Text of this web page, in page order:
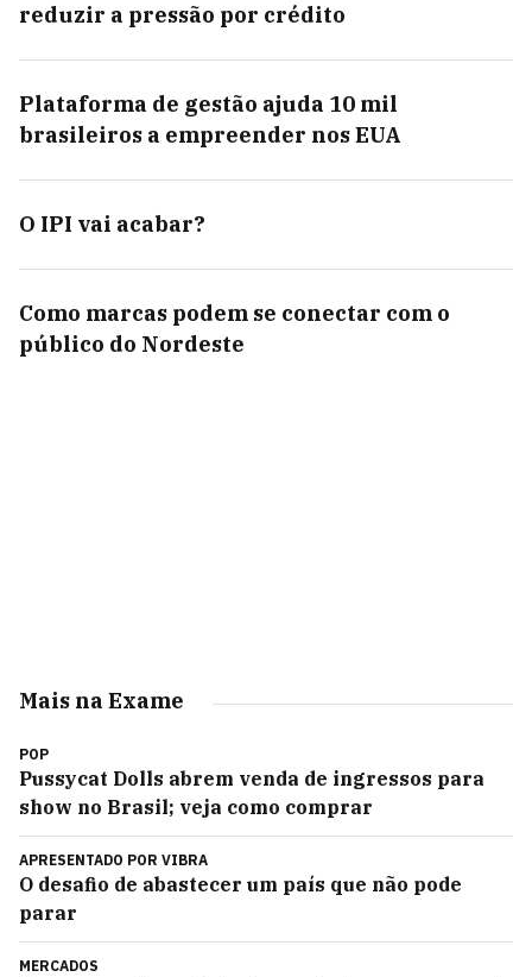
reduzir a pressão por crédito
Plataforma de gestão ajuda 10 mil
brasileiros a empreender nos EUA
O IPI vai acabar?
Como marcas podem se conectar com o
público do Nordeste
Mais na Exame
POP
Pussycat Dolls abrem venda de ingressos para
show no Brasil; veja como comprar
APRESENTADO POR VIBRA
O desafio de abastecer um país que não pode
parar
MERCADOS